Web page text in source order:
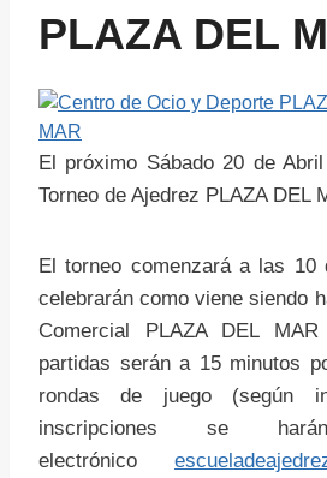
PLAZA DEL
El próximo Sábado 20 de
Torneo de Ajedrez PLAZA DEL
El torneo comenzará a las 10
celebrarán como viene siendo
Comercial PLAZA DEL
partidas serán a 15 minutos
rondas de juego (según
inscripciones se
electrónico